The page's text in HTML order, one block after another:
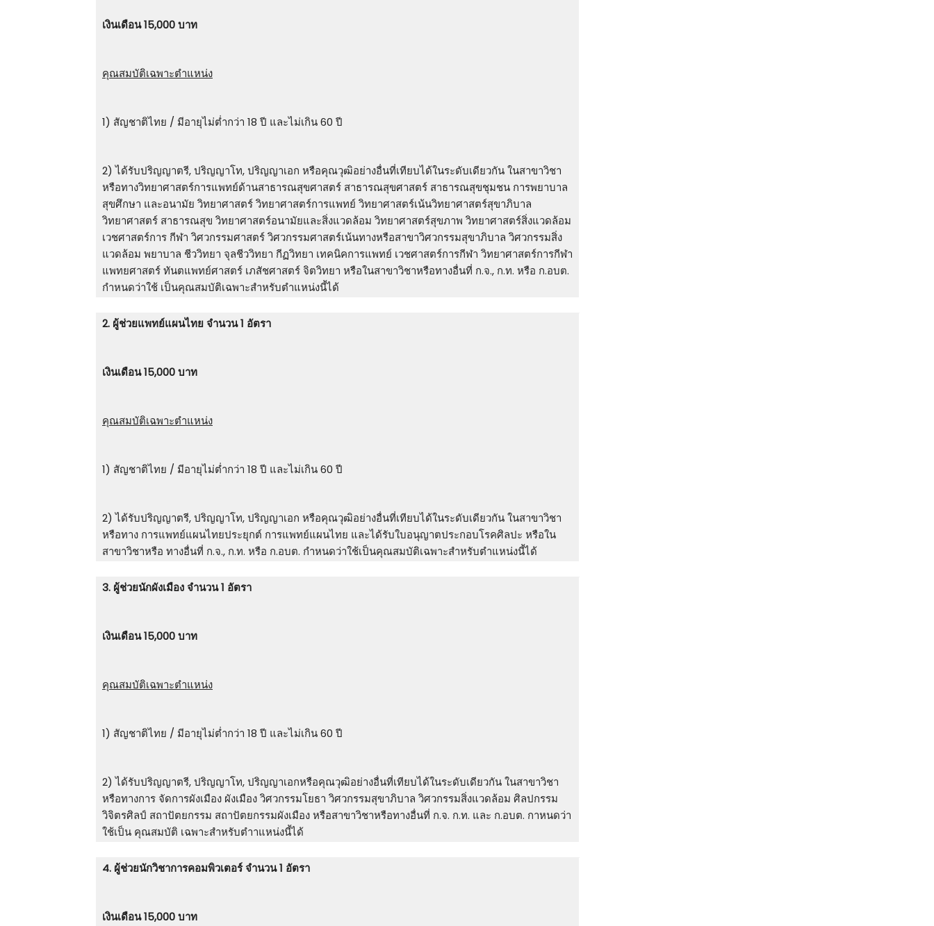
เงินเดือน 15,000 บาท
คุณสมบัติเฉพาะตำแหน่ง
1) สัญชาติไทย / มีอายุไม่ต่ำกว่า 18 ปี และไม่เกิน 60 ปี
2) ได้รับปริญญาตรี, ปริญญาโท, ปริญญาเอก หรือคุณวุฒิอย่างอื่นที่เทียบได้ในระดับเดียวกัน ในสาขาวิชา
หรือทางวิทยาศาสตร์การแพทย์ด้านสาธารณสุขศาสตร์ สาธารณสุขศาสตร์ สาธารณสุขชุมชน การพยาบาล
สุขศึกษา และอนามัย วิทยาศาสตร์ วิทยาศาสตร์การแพทย์ วิทยาศาสตร์เน้นวิทยาศาสตร์สุขาภิบาล
วิทยาศาสตร์ สาธารณสุข วิทยาศาสตร์อนามัยและสิ่งแวดล้อม วิทยาศาสตร์สุขภาพ วิทยาศาสตร์สิ่งแวดล้อม
เวชศาสตร์การ กีฬา วิศวกรรมศาสตร์ วิศวกรรมศาสตร์เน้นทางหรือสาขาวิศวกรรมสุขาภิบาล วิศวกรรมสิ่ง
แวดล้อม พยาบาล ชีววิทยา จุลชีววิทยา กีฏวิทยา เทคนิคการแพทย์ เวชศาสตร์การกีฬา วิทยาศาสตร์การกีฬา
แพทยศาสตร์ ทันตแพทย์ศาสตร์ เภสัชศาสตร์ จิตวิทยา หรือในสาขาวิชาหรือทางอื่นที่ ก.จ., ก.ท. หรือ ก.อบต.
กําหนดว่าใช้ เป็นคุณสมบัติเฉพาะสําหรับตําแหน่งนี้ได้
2. ผู้ช่วยแพทย์แผนไทย จำนวน 1 อัตรา
เงินเดือน 15,000 บาท
คุณสมบัติเฉพาะตำแหน่ง
1) สัญชาติไทย / มีอายุไม่ต่ำกว่า 18 ปี และไม่เกิน 60 ปี
2) ได้รับปริญญาตรี, ปริญญาโท, ปริญญาเอก หรือคุณวุฒิอย่างอื่นที่เทียบได้ในระดับเดียวกัน ในสาขาวิชา
หรือทาง การแพทย์แผนไทยประยุกต์ การแพทย์แผนไทย และได้รับใบอนุญาตประกอบโรคศิลปะ หรือใน
สาขาวิชาหรือ ทางอื่นที่ ก.จ., ก.ท. หรือ ก.อบต. กําหนดว่าใช้เป็นคุณสมบัติเฉพาะสําหรับตําแหน่งนี้ได้
3. ผู้ช่วยนักผังเมือง จำนวน 1 อัตรา
เงินเดือน 15,000 บาท
คุณสมบัติเฉพาะตำแหน่ง
1) สัญชาติไทย / มีอายุไม่ต่ำกว่า 18 ปี และไม่เกิน 60 ปี
2) ได้รับปริญญาตรี, ปริญญาโท, ปริญญาเอกหรือคุณวุฒิอย่างอื่นที่เทียบได้ในระดับเดียวกัน ในสาขาวิชา
หรือทางการ จัดการผังเมือง ผังเมือง วิศวกรรมโยธา วิศวกรรมสุขาภิบาล วิศวกรรมสิ่งแวดล้อม ศิลปกรรม
วิจิตรศิลป์ สถาปัตยกรรม สถาปัตยกรรมผังเมือง หรือสาขาวิชาหรือทางอื่นที่ ก.จ. ก.ท. และ ก.อบต. กาหนดว่า
ใช้เป็น คุณสมบัติ เฉพาะสําหรับตําาแหน่งนี้ได้
4. ผู้ช่วยนักวิชาการคอมพิวเตอร์ จำนวน 1 อัตรา
เงินเดือน 15,000 บาท